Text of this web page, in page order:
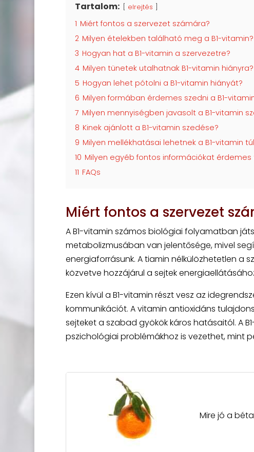
Tartalom: elrejtés
1 Miért fontos a szervezet számára?
2 Milyen ételekben található meg a B1-vitamin?
3 Hogyan hat a B1-vitamin a szervezetre?
4 Milyen tünetek utalhatnak B1-vitamin hiányra?
5 Hogyan lehet pótolni a B1-vitamin hiányát?
6 Milyen formában érdemes szedni a B1-
7 Milyen mennyiségben javasolt a B1-vitamin
8 Kinek ajánlott a B1-vitamin szedése?
9 Milyen mellékhatásai lehetnek a B1-vitamin
10 Milyen egyéb fontos információkat érdemes
11 FAQs
Miért fontos a szervezet
A B1-vitamin számos biológiai folyamatban
metabolizmusában van jelentősége, mivel
energiaforrásunk. A tiamin nélkülözhetetlen a
közvetve hozzájárul a sejtek
Ezen kívül a B1-vitamin részt vesz az
kommunikációt. A vitamin antioxidáns
sejteket a szabad gyökök káros hatásaitól. A
pszichológiai problémákhoz is vezethet, mint
Mire jó a